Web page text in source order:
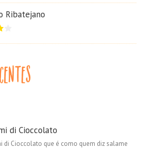
Ribatejano
di Cioccolato
di Cioccolato que é como quem diz salame